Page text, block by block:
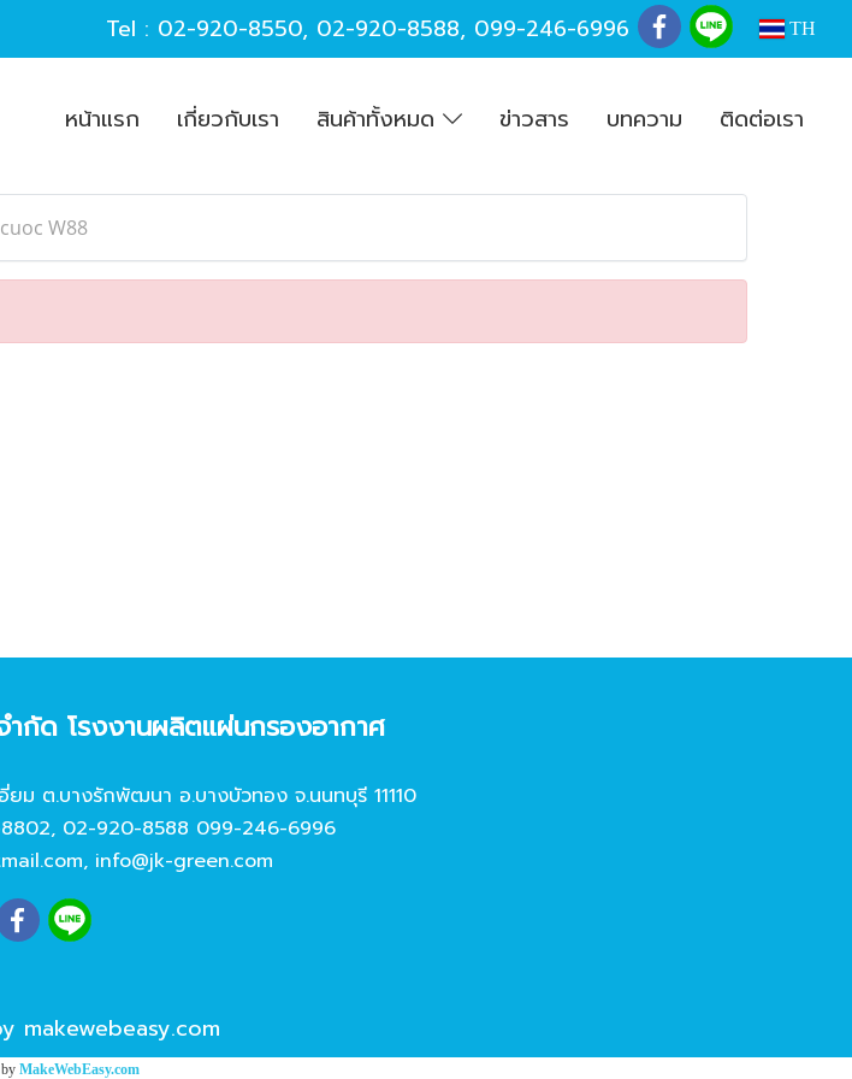
Tel : 02-920-8550, 02-920-8588, 099-246-6996 TH
หน้าแรก เกี่ยวกับเรา สินค้าทั้งหมด ข่าวสาร บทความ ติดต่อเรา
W88
กัด โรงงานผลิตแผ่นกรองอากาศ
ม ต.บางรักพัฒนา อ.บางบัวทอง จ.นนทบุรี 11110
, 02-920-8588 099-246-6996
, info@jk-green.com
makewebeasy.com
MakeWebEasy.com